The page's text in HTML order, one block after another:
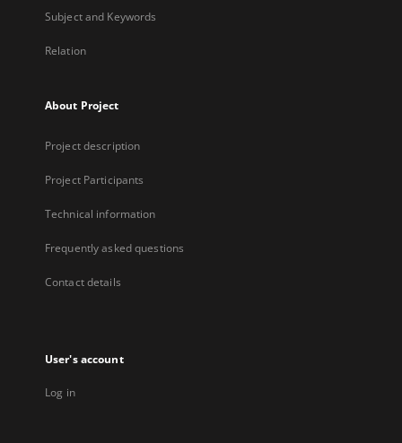
Subject and Keywords
Relation
About Project
Project description
Project Participants
Technical information
Frequently asked questions
Contact details
User's account
Log in